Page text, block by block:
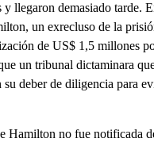
y llegaron demasiado tarde.
un exrecluso de la
de US$ 1,5 millones
un tribunal dictaminara
deber de diligencia para
Hamilton no fue notificada